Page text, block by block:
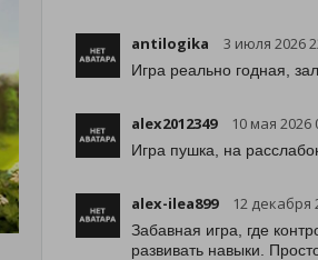
antilogika 3 июля 2026
Игра реально годная,
alex2012349 10 мая 2026
Игра пушка, на
alex-ilea899 12 декабря
Забавная игра, где
развивать навыки.